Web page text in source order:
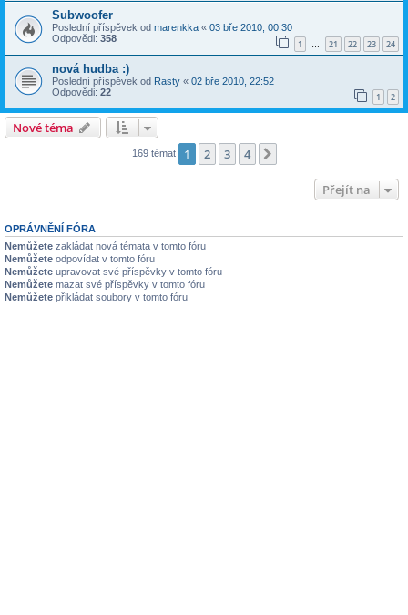
Subwoofer
Poslední příspěvek od marenkka « 03 bře 2010, 00:30
Odpovědi: 358 1 … 21 22 23 24
nová hudba :)
Poslední příspěvek od Rasty « 02 bře 2010, 22:52
Odpovědi: 22 1 2
Nové téma
169 témat 1 2 3 4
Přejít na
OPRÁVNĚNÍ FÓRA
Nemůžete zakládat nová témata v tomto fóru
Nemůžete odpovídat v tomto fóru
Nemůžete upravovat své příspěvky v tomto fóru
Nemůžete mazat své příspěvky v tomto fóru
Nemůžete přikládat soubory v tomto fóru